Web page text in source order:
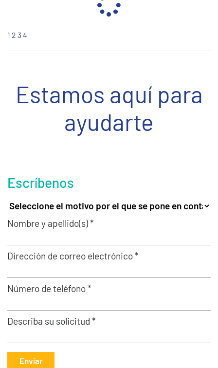
1 2 34
Estamos aquí para
ayudarte
Escríbenos
Nombre y apellido(s) *
Dirección de correo electrónico *
Número de teléfono *
Describa su solicitud *
Enviar